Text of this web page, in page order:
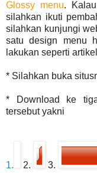
Glossy menu.
silahkan ikuti
silahkan kunjungi
satu design menu
lakukan seperti
* Silahkan buka
* Download ke
tersebut yakni
1. 2. 3.